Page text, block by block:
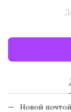
Новой